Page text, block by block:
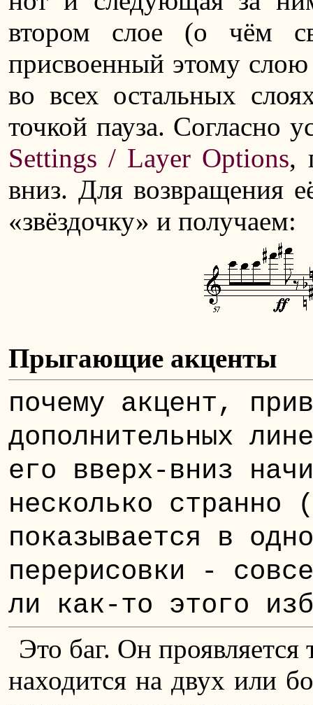
втором слое (о чём
присвоенный этому
во всех остальных
точкой пауза. Согласно
Settings / Layer Options,
вниз. Для возвращения
«звёздочку» и получаем:
Прыгающие акценты
почему акцент,
дополнительных
его вверх-вниз
несколько странно
показывается в
перерисовки -
ли как-то этого
Это баг. Он проявляется
находится на двух или